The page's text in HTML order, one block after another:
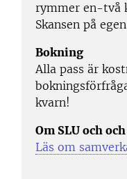
rymmer en-två
Skansen på
Bokning
Alla pass är
kvarn!
Om SLU och
Läs om